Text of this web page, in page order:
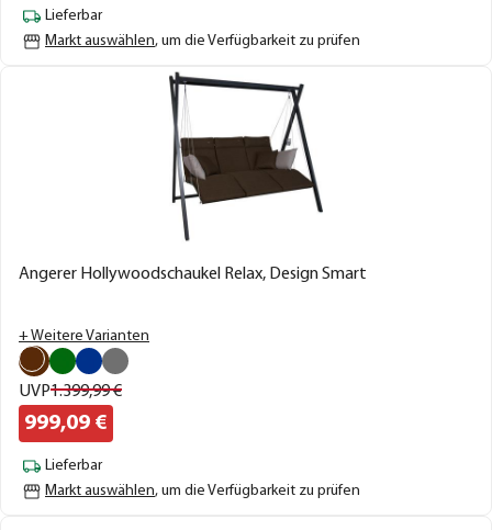
Lieferbar
Markt auswählen, um die Verfügbarkeit zu prüfen
Angerer Hollywoodschaukel Relax, Design Smart
+ Weitere Varianten
UVP1.399,99€
999,09 €
Lieferbar
Markt auswählen, um die Verfügbarkeit zu prüfen